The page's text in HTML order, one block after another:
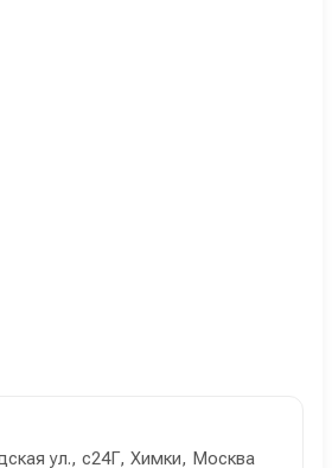
ул., с24Г, Химки, Москва